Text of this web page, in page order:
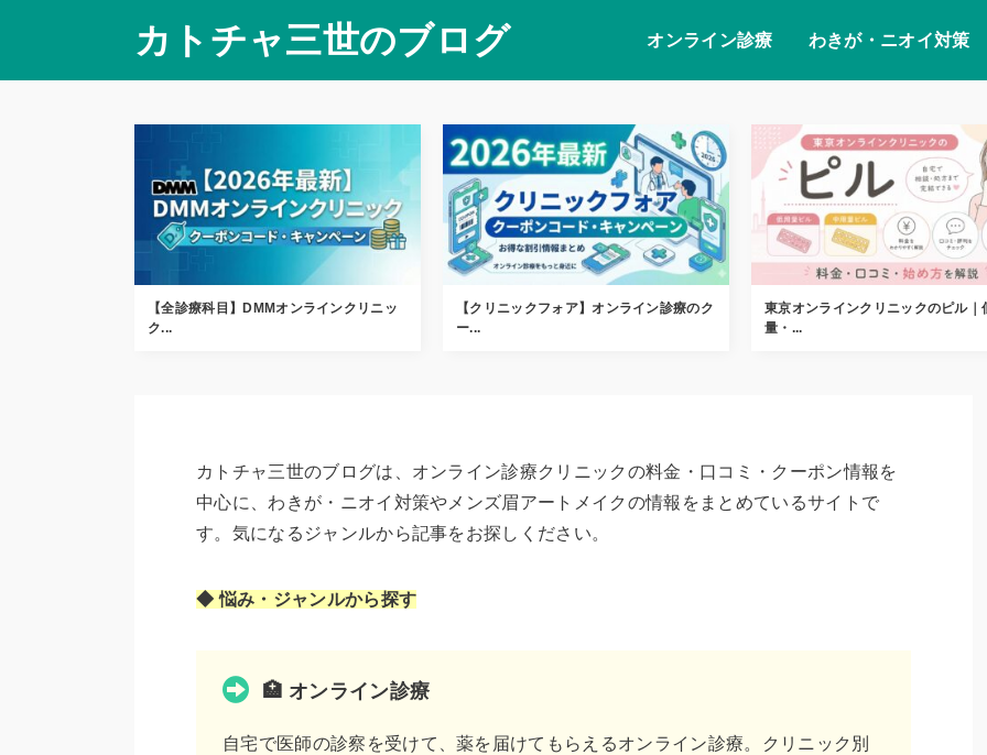
カトチャ三世のブログ オンライン診療 わきが・ニオイ対策
【全診療科目】DMMオンラインクリニッ
ク...
【クリニックフォア】オンライン診療のク
ー...
東京オンラインクリニックのピル｜
量・...
カトチャ三世のブログは、オンライン診療クリニックの料金・口コミ・クーポン情報を
中心に、わきが・ニオイ対策やメンズ眉アートメイクの情報をまとめているサイトで
す。気になるジャンルから記事をお探しください。
◆ 悩み・ジャンルから探す
🏥 オンライン診療
自宅で医師の診察を受けて、薬を届けてもらえるオンライン診療。クリニック別